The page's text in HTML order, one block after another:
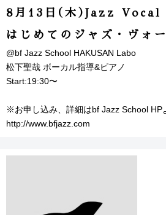
8月13日(木)Jazz
はじめてのジャズ・ヴォ
@bf Jazz School HAKUSAN Labo
松下聖哉 ボーカル指導&ピアノ
Start:19:30〜
※お申し込み、詳細はbf Jazz School HP
http://www.bfjazz.com